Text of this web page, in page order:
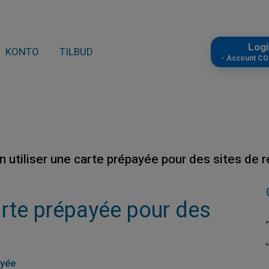
KONTO TILBUD - Account
utiliser une carte prépayée pour des sites de
prépayée pour des